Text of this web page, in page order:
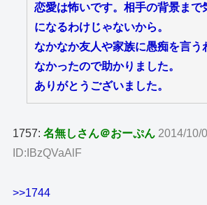
恋愛は怖いです。相手の背景まで
になるわけじゃないから。
なかなか友人や家族に愚痴を言う
なかったので助かりました。
ありがとうございました。
1757:名無しさん＠おーぷん 2014/10/
ID:IBzQVaAlF
>>1744